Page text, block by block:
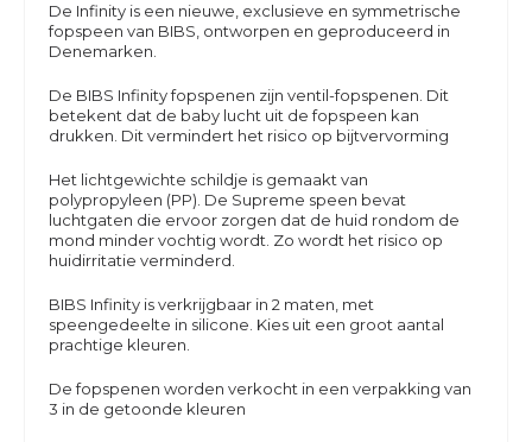
De Infinity is een nieuwe, exclusieve en symmetrische
fopspeen van BIBS, ontworpen en geproduceerd in
Denemarken.
De BIBS Infinity fopspenen zijn ventil-fopspenen. Dit
betekent dat de baby lucht uit de fopspeen kan
drukken. Dit vermindert het risico op bijtvervorming
Het lichtgewichte schildje is gemaakt van
polypropyleen (PP). De Supreme speen bevat
luchtgaten die ervoor zorgen dat de huid rondom de
mond minder vochtig wordt. Zo wordt het risico op
huidirritatie verminderd.
BIBS Infinity is verkrijgbaar in 2 maten, met
speengedeelte in silicone. Kies uit een groot aantal
prachtige kleuren.
De fopspenen worden verkocht in een verpakking van
3 in de getoonde kleuren